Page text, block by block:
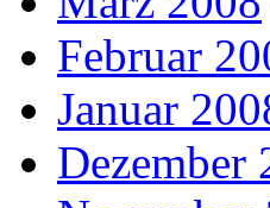
Februar
Januar
Dezember